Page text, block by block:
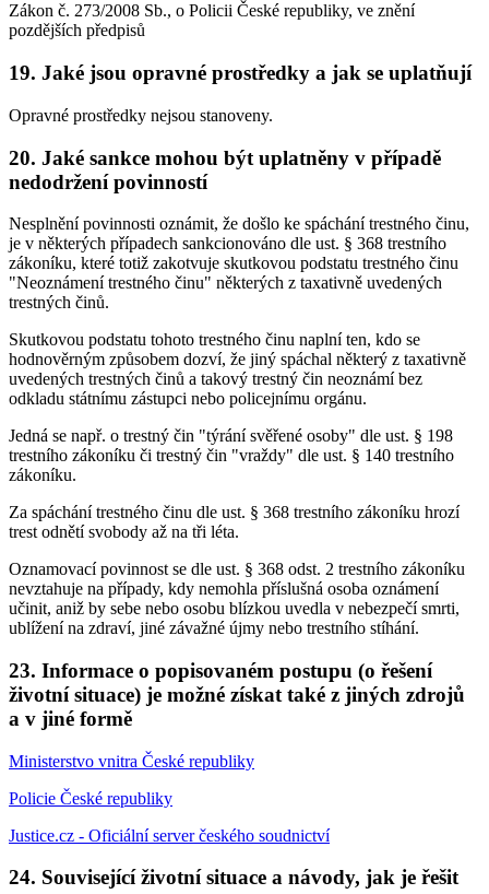
Zákon č. 273/2008 Sb., o Policii České republiky, ve znění
pozdějších předpisů
19. Jaké jsou opravné prostředky a jak se uplatňují
Opravné prostředky nejsou stanoveny.
20. Jaké sankce mohou být uplatněny v případě
nedodržení povinností
Nesplnění povinnosti oznámit, že došlo ke spáchání trestného činu,
je v některých případech sankcionováno dle ust. § 368 trestního
zákoníku, které totiž zakotvuje skutkovou podstatu trestného činu
"Neoznámení trestného činu" některých z taxativně uvedených
trestných činů.
Skutkovou podstatu tohoto trestného činu naplní ten, kdo se
hodnověrným způsobem dozví, že jiný spáchal některý z taxativně
uvedených trestných činů a takový trestný čin neoznámí bez
odkladu státnímu zástupci nebo policejnímu orgánu.
Jedná se např. o trestný čin "týrání svěřené osoby" dle ust. § 198
trestního zákoníku či trestný čin "vraždy" dle ust. § 140 trestního
zákoníku.
Za spáchání trestného činu dle ust. § 368 trestního zákoníku hrozí
trest odnětí svobody až na tři léta.
Oznamovací povinnost se dle ust. § 368 odst. 2 trestního zákoníku
nevztahuje na případy, kdy nemohla příslušná osoba oznámení
učinit, aniž by sebe nebo osobu blízkou uvedla v nebezpečí smrti,
ublížení na zdraví, jiné závažné újmy nebo trestního stíhání.
23. Informace o popisovaném postupu (o řešení
životní situace) je možné získat také z jiných zdrojů
a v jiné formě
Ministerstvo vnitra České republiky
Policie České republiky
Justice.cz - Oficiální server českého soudnictví
24. Související životní situace a návody, jak je řešit